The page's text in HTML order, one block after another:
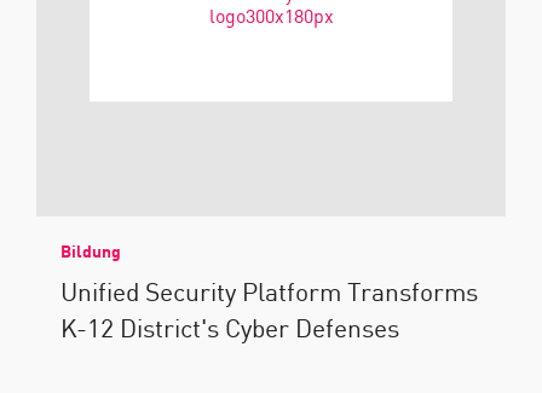
Bildung
Unified Security Platform Transforms
K-12 District's Cyber Defenses